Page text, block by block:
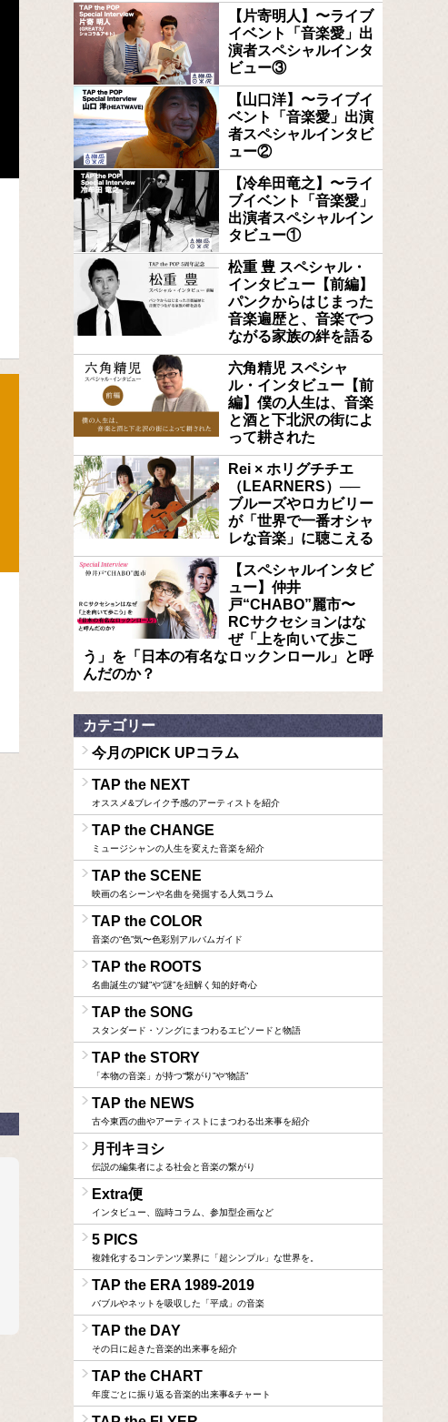
【片寄明人】〜ライブ
イベント「音楽愛」出
演者スペシャルインタ
ビュー③
【山口洋】〜ライブイ
ベント「音楽愛」出演
者スペシャルインタビ
ュー②
【冷牟田竜之】〜ライ
ブイベント「音楽愛」
出演者スペシャルイン
タビュー①
松重 豊 スペシャル・
インタビュー【前編】
パンクからはじまった
音楽遍歴と、音楽でつ
ながる家族の絆を語る
六角精児 スペシャ
ル・インタビュー【前
編】僕の人生は、音楽
と酒と下北沢の街によ
って耕された
Rei × ホリグチチエ
（LEARNERS）──
ブルーズやロカビリー
が「世界で一番オシャ
レな音楽」に聴こえる
【スペシャルインタビ
ュー】仲井
戸“CHABO”麗市〜
RCサクセションはな
ぜ「上を向いて歩こ
う」を「日本の有名なロックンロール」と呼
んだのか？
カテゴリー
今月のPICK UPコラム
TAP the NEXT
オススメ&ブレイク予感のアーティストを紹介
TAP the CHANGE
ミュージシャンの人生を変えた音楽を紹介
TAP the SCENE
映画の名シーンや名曲を発掘する人気コラム
TAP the COLOR
音楽の“色”気〜色彩別アルバムガイド
TAP the ROOTS
名曲誕生の“鍵”や“謎”を紐解く知的好奇心
TAP the SONG
スタンダード・ソングにまつわるエピソードと物語
TAP the STORY
「本物の音楽」が持つ“繋がり”や“物語”
TAP the NEWS
古今東西の曲やアーティストにまつわる出来事を紹介
月刊キヨシ
伝説の編集者による社会と音楽の繋がり
Extra便
インタビュー、臨時コラム、参加型企画など
5 PICS
複雑化するコンテンツ業界に「超シンプル」な世界を。
TAP the ERA 1989-2019
バブルやネットを吸収した「平成」の音楽
TAP the DAY
その日に起きた音楽的出来事を紹介
TAP the CHART
年度ごとに振り返る音楽的出来事&チャート